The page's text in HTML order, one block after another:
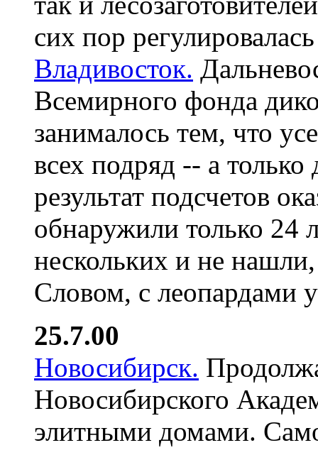
сих пор
Владивосток.
Всемирного фонда
занималось тем, что
всех подряд -- а
результат подсчетов
обнаружили только 24
нескольких и не
Словом, с леопардами
25.7.00
Новосибирск.
Новосибирского
элитными домами.